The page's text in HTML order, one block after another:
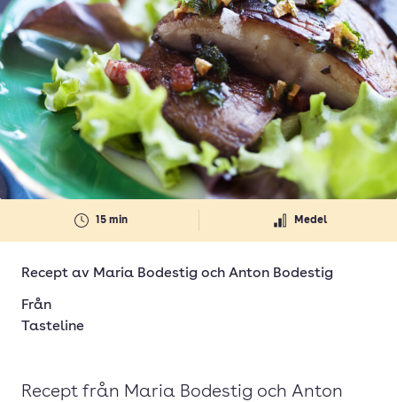
15 min Medel
Recept av Maria Bodestig och Anton Bodestig
Från
Tasteline
Recept från Maria Bodestig och Anton